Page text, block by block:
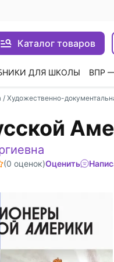
Каталог товаров
ДЛЯ ШКОЛЫ ВПР
/ Художественно-
(0 оценок)Оценить